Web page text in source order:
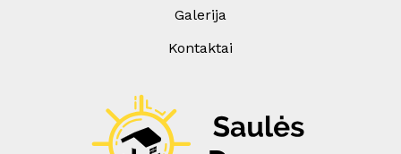
Galerija
Kontaktai